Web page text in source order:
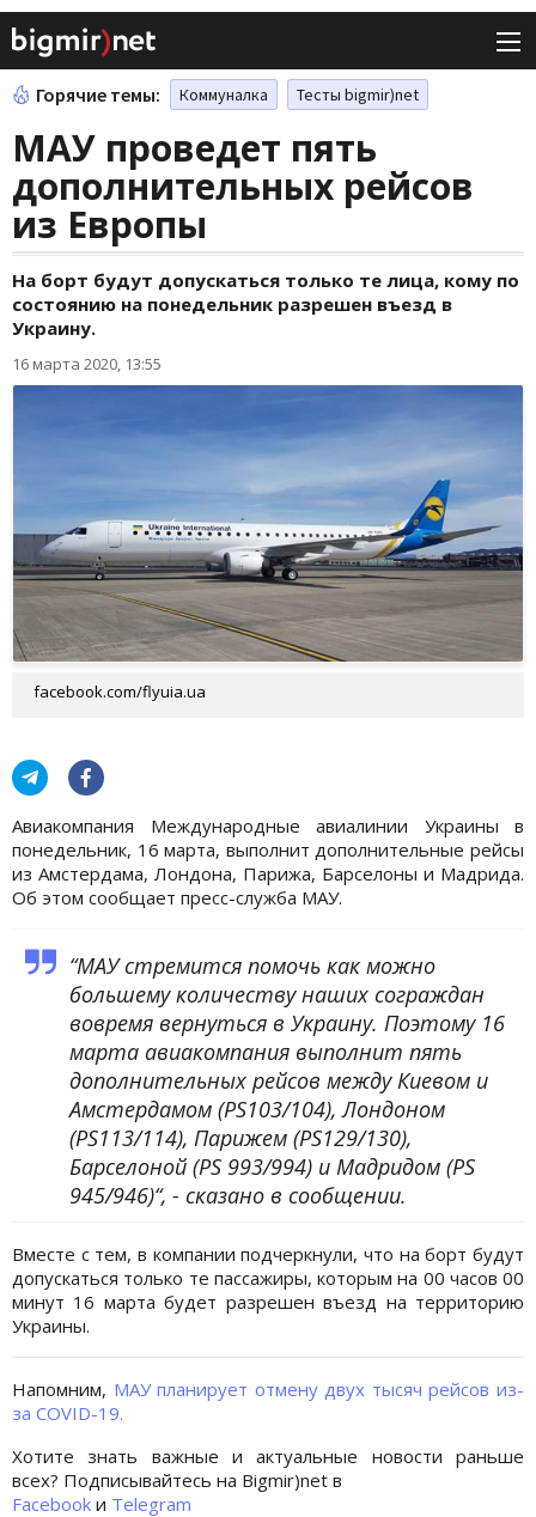
Горячие темы: Коммуналка Тесты bigmir)net
МАУ проведет пять
дополнительных рейсов
из Европы
На борт будут допускаться только те лица, кому по
состоянию на понедельник разрешен въезд в
Украину.
16 марта 2020, 13:55
facebook.com/flyuia.ua
Авиакомпания Международные авиалинии Украины в
понедельник, 16 марта, выполнит дополнительные рейсы
из Амстердама, Лондона, Парижа, Барселоны и Мадрида.
Об этом сообщает пресс-служба МАУ.
“МАУ стремится помочь как можно
большему количеству наших сограждан
вовремя вернуться в Украину. Поэтому 16
марта авиакомпания выполнит пять
дополнительных рейсов между Киевом и
Амстердамом (PS103/104), Лондоном
(PS113/114), Парижем (PS129/130),
Барселоной (PS 993/994) и Мадридом (PS
945/946)“, - сказано в сообщении.
Вместе с тем, в компании подчеркнули, что на борт будут
допускаться только те пассажиры, которым на 00 часов 00
минут 16 марта будет разрешен въезд на территорию
Украины.
Напомним, МАУ планирует отмену двух тысяч рейсов из-
за COVID-19.
Хотите знать важные и актуальные новости раньше
всех? Подписывайтесь на Bigmir)net в
Facebook и Telegram